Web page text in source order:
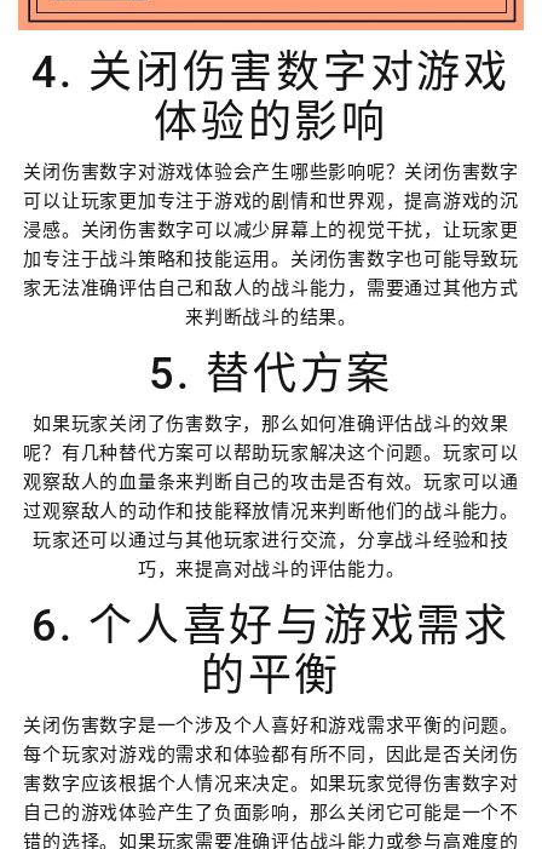
4. 关闭伤害数字对游戏
体验的影响
关闭伤害数字对游戏体验会产生哪些影响呢？关闭伤害数字
可以让玩家更加专注于游戏的剧情和世界观，提高游戏的沉
浸感。关闭伤害数字可以减少屏幕上的视觉干扰，让玩家更
加专注于战斗策略和技能运用。关闭伤害数字也可能导致玩
家无法准确评估自己和敌人的战斗能力，需要通过其他方式
来判断战斗的结果。
5. 替代方案
如果玩家关闭了伤害数字，那么如何准确评估战斗的效果
呢？有几种替代方案可以帮助玩家解决这个问题。玩家可以
观察敌人的血量条来判断自己的攻击是否有效。玩家可以通
过观察敌人的动作和技能释放情况来判断他们的战斗能力。
玩家还可以通过与其他玩家进行交流，分享战斗经验和技
巧，来提高对战斗的评估能力。
6. 个人喜好与游戏需求
的平衡
关闭伤害数字是一个涉及个人喜好和游戏需求平衡的问题。
每个玩家对游戏的需求和体验都有所不同，因此是否关闭伤
害数字应该根据个人情况来决定。如果玩家觉得伤害数字对
自己的游戏体验产生了负面影响，那么关闭它可能是一个不
错的选择。如果玩家需要准确评估战斗能力或参与高难度的